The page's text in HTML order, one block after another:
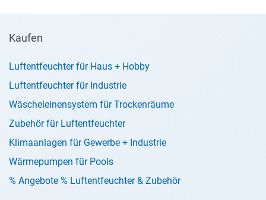
Kaufen
Luftentfeuchter für Haus + Hobby
Luftentfeuchter für Industrie
Wäscheleinensystem für Trockenräume
Zubehör für Luftentfeuchter
Klimaanlagen für Gewerbe + Industrie
Wärmepumpen für Pools
% Angebote % Luftentfeuchter & Zubehör